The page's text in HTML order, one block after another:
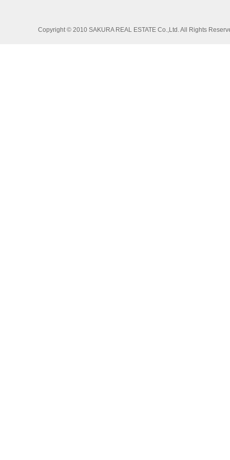
Copyright © 2010 SAKURA REAL ESTATE Co.,Ltd. All Rights